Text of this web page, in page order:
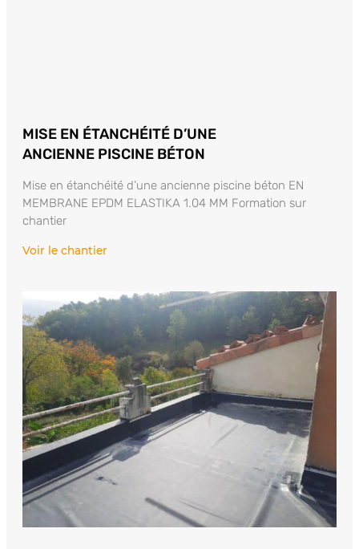
MISE EN ÉTANCHÉITÉ D’UNE
ANCIENNE PISCINE BÉTON
Mise en étanchéité d’une ancienne piscine béton EN
MEMBRANE EPDM ELASTIKA 1.04 MM Formation sur
chantier
Voir le chantier